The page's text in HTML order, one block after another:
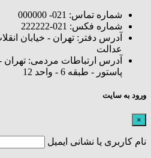
شماره تماس: 021- 000000
شماره فکس: 021-222222
آدرس دفتر: تهران - خیابان
عدالت
آدرس ارتباطات مردمی: تهران
پاستور - طبقه 6 - واحد 12
ورود به سایت
×
نام کاربری یا نشانی ایمیل